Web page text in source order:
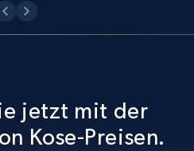
Model number,
jetzt mit der
Kose-Preisen.